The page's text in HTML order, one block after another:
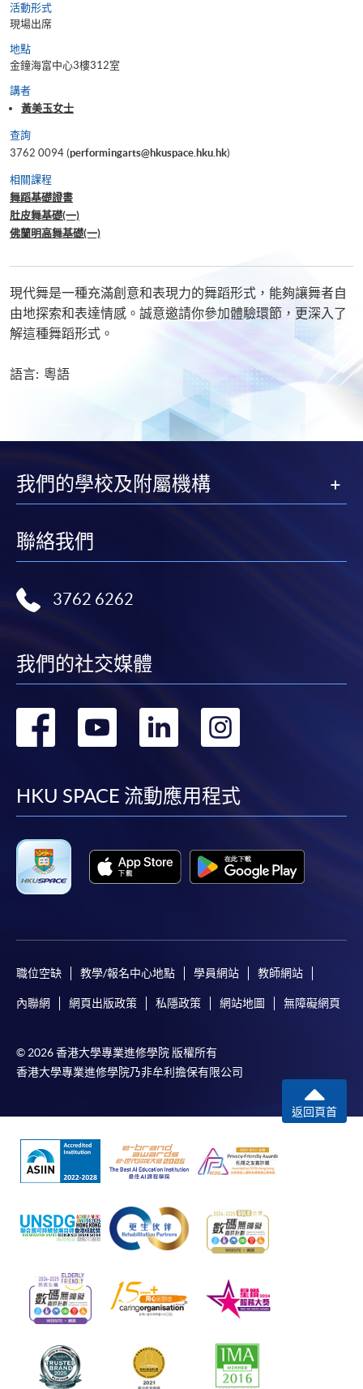
活動形式
現場出席
地點
金鐘海富中心3樓312室
講者
黃美玉女士
查詢
3762 0094 (performingarts@hkuspace.hku.hk)
相關課程
舞蹈基礎證書
肚皮舞基礎(一)
佛蘭明高舞基礎(一)
現代舞是一種充滿創意和表現力的舞蹈形式，能夠讓舞者自
由地探索和表達情感。誠意邀請你參加體驗環節，更深入了
解這種舞蹈形式。
語言: 粵語
我們的學校及附屬機構
聯絡我們
3762 6262
我們的社交媒體
轉
facebook
轉
youtube
轉
linkedin
HKU SPACE 流動應用程式
職位空缺 教學/報名中心地點 學員網站 教師網站
內聯網 網頁出版政策 私隱政策 網站地圖 無障礙網頁
© 2026 香港大學專業進修學院 版權所有
香港大學專業進修學院乃非牟利擔保有限公司
返回頁首